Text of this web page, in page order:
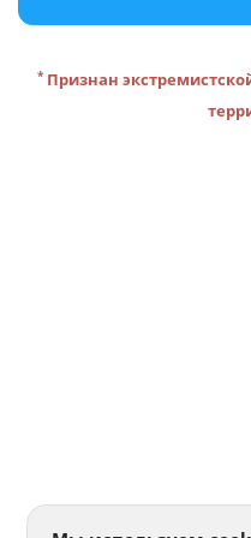
*Признан